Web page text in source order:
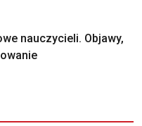
nauczycieli. Objawy,